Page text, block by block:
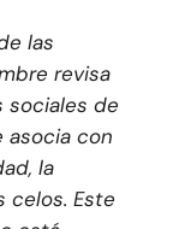
las
revisa
sociales de
asocia con
la
celos. Este